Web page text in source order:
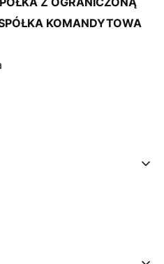
KOMANDYTOWA